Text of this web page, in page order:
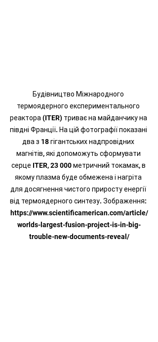
Будівництво Міжнародного
термоядерного експериментального
реактора (ITER) триває на майданчику на
півдні Франції. На цій фотографії показані
два з 18 гігантських надпровідних
магнітів, які допоможуть сформувати
серце ITER, 23 000 метричний токамак, в
якому плазма буде обмежена і нагріта
для досягнення чистого приросту енергії
від термоядерного синтезу. Зображення:
https://www.scientificamerican.com/article/
worlds-largest-fusion-project-is-in-big-
trouble-new-documents-reveal/